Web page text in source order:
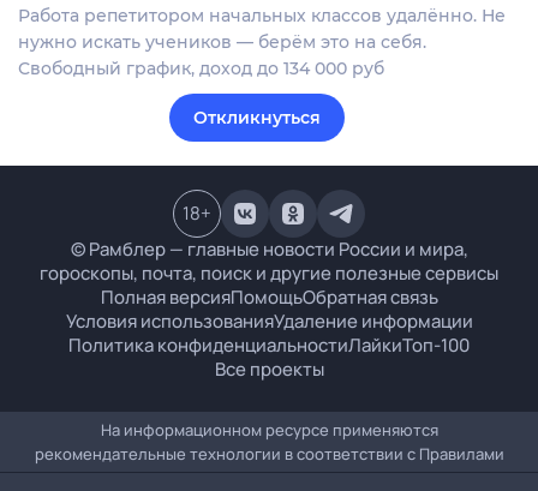
Работа репетитором начальных классов удалённо. Не
нужно искать учеников — берём это на себя.
Свободный график, доход до 134 000 руб
Откликнуться
© Рамблер — главные новости России и мира,
гороскопы, почта, поиск и другие полезные сервисы
Полная версияПомощьОбратная связь
Условия использованияУдаление информации
Политика конфиденциальностиЛайкиТоп-100
Все проекты
18+
На информационном ресурсе применяются
рекомендательные технологии в соответствии с Правилами